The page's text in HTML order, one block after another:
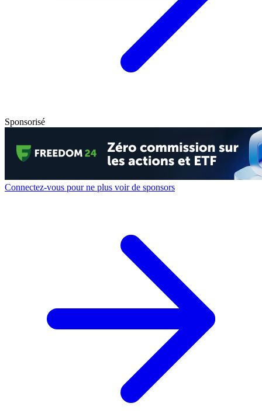
Sponsorisé
Connectez-vous pour ne plus voir de sponsors